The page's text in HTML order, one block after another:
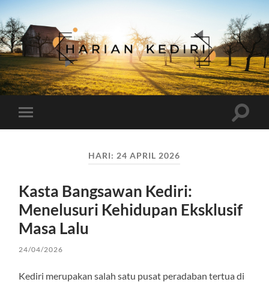
Harian
Kediri
mobile
Toggle
HARI: 24 APRIL 2026
Kasta Bangsawan Kediri:
Menelusuri Kehidupan Eksklusif
Masa Lalu
24/04/2026
Kediri merupakan salah satu pusat peradaban tertua di